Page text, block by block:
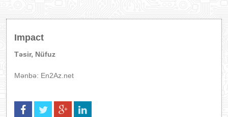
Impact
Təsir, Nüfuz
Mənbə: En2Az.net